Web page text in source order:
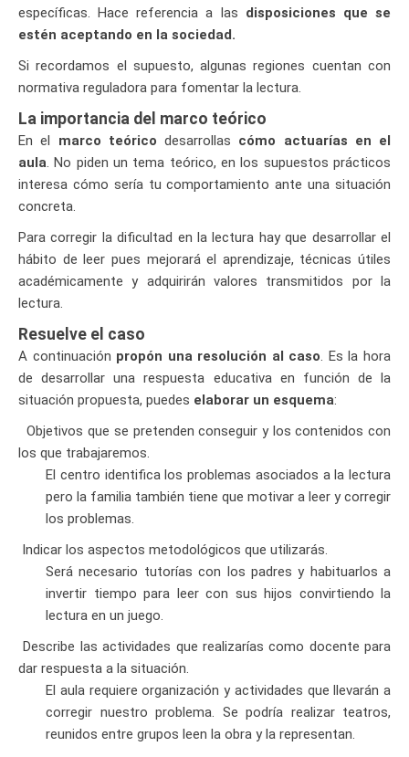
específicas. Hace referencia a las disposiciones que se
estén aceptando en la sociedad.
Si recordamos el supuesto, algunas regiones cuentan con
normativa reguladora para fomentar la lectura.
La importancia del marco teórico
En el marco teórico desarrollas cómo actuarías en el
aula. No piden un tema teórico, en los supuestos prácticos
interesa cómo sería tu comportamiento ante una situación
concreta.
Para corregir la dificultad en la lectura hay que desarrollar el
hábito de leer pues mejorará el aprendizaje, técnicas útiles
académicamente y adquirirán valores transmitidos por la
lectura.
Resuelve el caso
A continuación propón una resolución al caso. Es la hora
de desarrollar una respuesta educativa en función de la
situación propuesta, puedes elaborar un esquema:
Objetivos que se pretenden conseguir y los contenidos con
los que trabajaremos.
El centro identifica los problemas asociados a la lectura
pero la familia también tiene que motivar a leer y corregir
los problemas.
Indicar los aspectos metodológicos que utilizarás.
Será necesario tutorías con los padres y habituarlos a
invertir tiempo para leer con sus hijos convirtiendo la
lectura en un juego.
Describe las actividades que realizarías como docente para
dar respuesta a la situación.
El aula requiere organización y actividades que llevarán a
corregir nuestro problema. Se podría realizar teatros,
reunidos entre grupos leen la obra y la representan.